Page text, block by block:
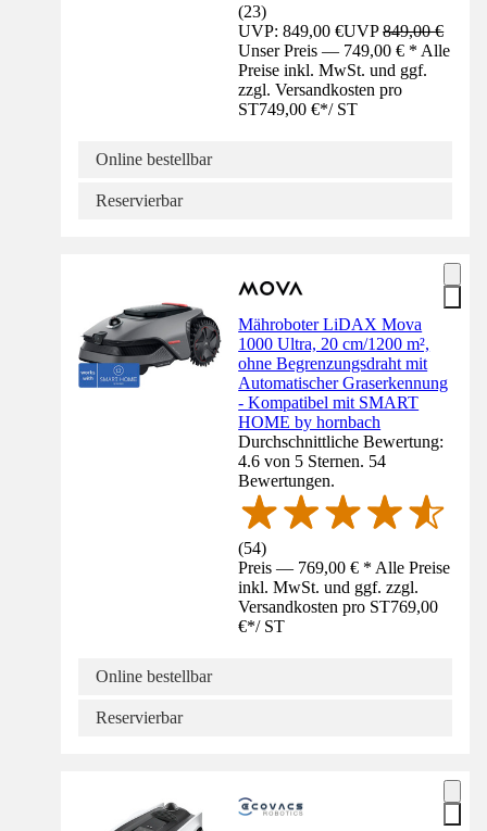
(23)
UVP: 849,00 €UVP849,00 €
Unser Preis — 749,00 € * Alle
Preise inkl. MwSt. und ggf.
zzgl. Versandkosten pro
ST749,00 €*/ ST
Online bestellbar
Reservierbar
Mähroboter LiDAX Mova
1000 Ultra, 20 cm/1200 m²,
ohne Begrenzungsdraht mit
Automatischer Graserkennung
- Kompatibel mit SMART
HOME by hornbach
Durchschnittliche Bewertung:
4.6 von 5 Sternen. 54
Bewertungen.
(54)
Preis — 769,00 € * Alle Preise
inkl. MwSt. und ggf. zzgl.
Versandkosten pro ST769,00
€*/ ST
Online bestellbar
Reservierbar